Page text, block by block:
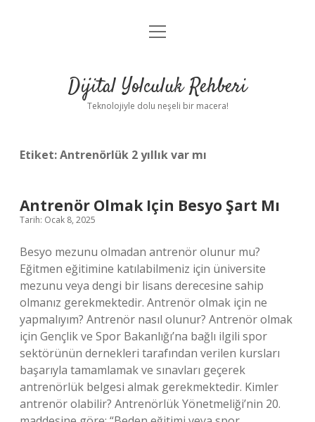
Anasayfa
Yasal Uyarı
menüyü
Dijital Yolculuk Rehberi
Teknolojiyle dolu neşeli bir macera!
Etiket:Antrenörlük 2 yıllık var mı
Antrenör Olmak Için Besyo Şart Mı
Tarih: Ocak 8, 2025
Besyo mezunu olmadan antrenör olunur mu?
Eğitmen eğitimine katılabilmeniz için üniversite
mezunu veya dengi bir lisans derecesine sahip
olmanız gerekmektedir. Antrenör olmak için ne
yapmalıyım? Antrenör nasıl olunur? Antrenör olmak
için Gençlik ve Spor Bakanlığı’na bağlı ilgili spor
sektörünün dernekleri tarafından verilen kursları
başarıyla tamamlamak ve sınavları geçerek
antrenörlük belgesi almak gerekmektedir. Kimler
antrenör olabilir? Antrenörlük Yönetmeliği’nin 20.